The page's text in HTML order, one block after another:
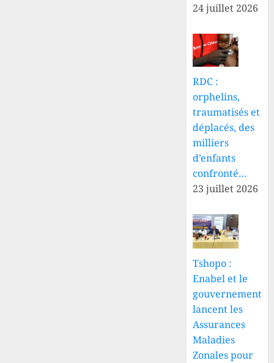
24 juillet 2026
RDC :
orphelins,
traumatisés et
déplacés, des
milliers
d’enfants
confronté…
23 juillet 2026
Tshopo :
Enabel et le
gouvernement
lancent les
Assurances
Maladies
Zonales pour